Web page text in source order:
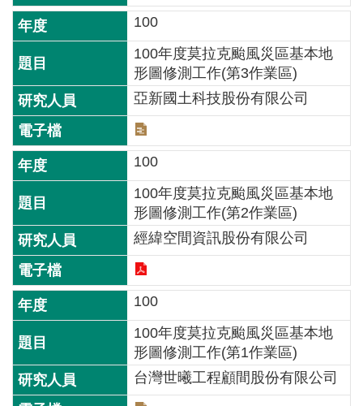
民
服
測
繪
法
規
政
府
訊
公
開
廉
園
地
檔
100
100年度莫拉克颱風災區基本地
形圖修測工作(第3作業區)
亞新國土科技股份有限公司
100
100年度莫拉克颱風災區基本地
形圖修測工作(第2作業區)
經緯空間資訊股份有限公司
100
100年度莫拉克颱風災區基本地
形圖修測工作(第1作業區)
台灣世曦工程顧間股份有限公司